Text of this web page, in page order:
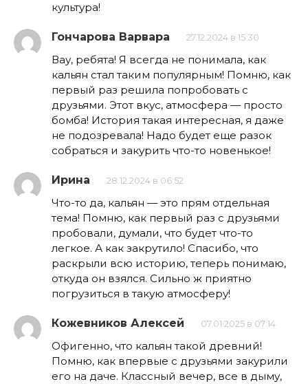
культура!
Гончарова Варвара 27.12.2024 в 15:30
Вау, ребята! Я всегда не понимала, как
кальян стал таким популярным! Помню, как
первый раз решила попробовать с
друзьями. Этот вкус, атмосфера — просто
бомба! История такая интересная, я даже
не подозревала! Надо будет еще разок
собраться и закурить что-то новенькое!
Ирина 28.12.2024 в 06:52
Что-то да, кальян — это прям отдельная
тема! Помню, как первый раз с друзьями
пробовали, думали, что будет что-то
легкое. А как закрутило! Спасибо, что
раскрыли всю историю, теперь понимаю,
откуда он взялся. Сильно ж приятно
погрузиться в такую атмосферу!
Кожевников Алексей 07.01.2025 в 07:14
Офигенно, что кальян такой древний!
Помню, как впервые с друзьями закурили
его на даче. Классный вечер, все в дыму,